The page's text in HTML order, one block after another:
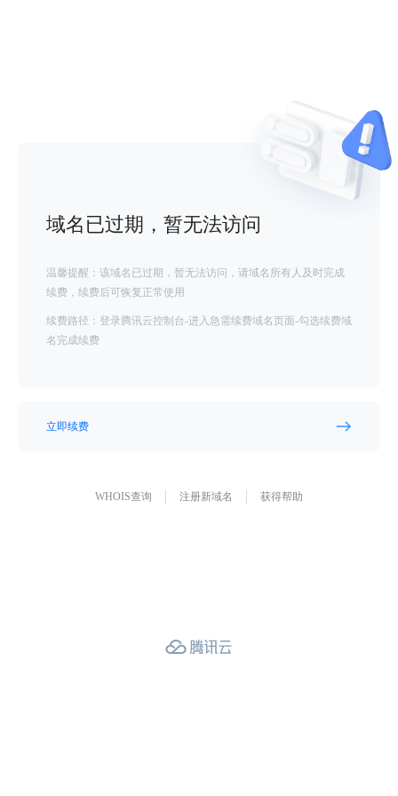
域名已过期，暂无法访问
温馨提醒：该域名已过期，暂无法访问，请域名所有人及时完成
续费，续费后可恢复正常使用
续费路径：登录腾讯云控制台-进入急需续费域名页面-勾选续费域
名完成续费
立即续费
WHOIS查询 注册新域名 获得帮助